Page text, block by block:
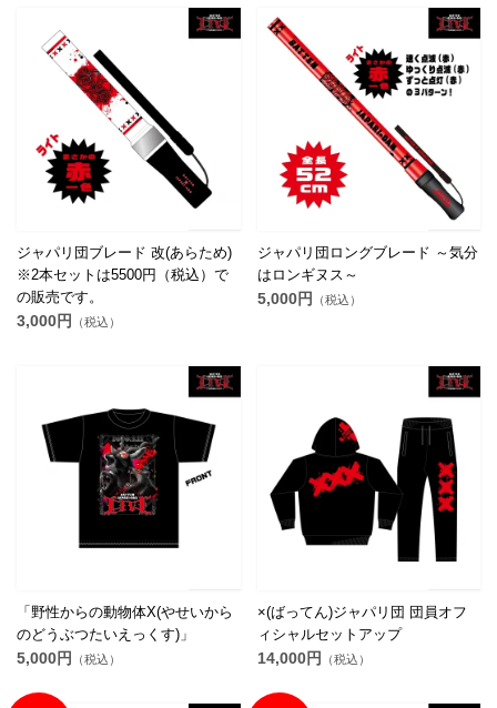
ジャパリ団ブレード 改(あらため)
※2本セットは5500円（税込）で
の販売です。
3,000円 （税込）
ジャパリ団ロングブレード ～気分
はロンギヌス～
5,000円 （税込）
「野性からの動物体X(やせいから
のどうぶつたいえっくす)」
5,000円 （税込）
×(ばってん)ジャパリ団 団員オフ
ィシャルセットアップ
14,000円 （税込）